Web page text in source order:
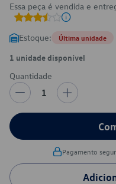
Essa peça é vendida e
Estoque: Última unidade
1 unidade disponível
Quantidade
1
Pagamento